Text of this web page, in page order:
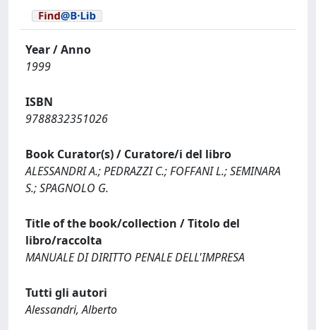
Year / Anno
1999
ISBN
9788832351026
Book Curator(s) / Curatore/i del libro
ALESSANDRI A.; PEDRAZZI C.; FOFFANI L.; SEMINARA
S.; SPAGNOLO G.
Title of the book/collection / Titolo del
libro/raccolta
MANUALE DI DIRITTO PENALE DELL'IMPRESA
Tutti gli autori
Alessandri, Alberto